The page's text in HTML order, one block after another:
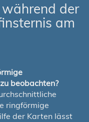
der
am
beobachten?
ringförmige
der Karten lässt